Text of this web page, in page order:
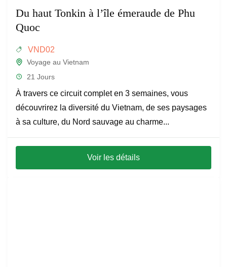
Du haut Tonkin à l’île émeraude de Phu
Quoc
VND02
Voyage au Vietnam
21 Jours
À travers ce circuit complet en 3 semaines, vous
découvrirez la diversité du Vietnam, de ses paysages
à sa culture, du Nord sauvage au charme...
Voir les détails